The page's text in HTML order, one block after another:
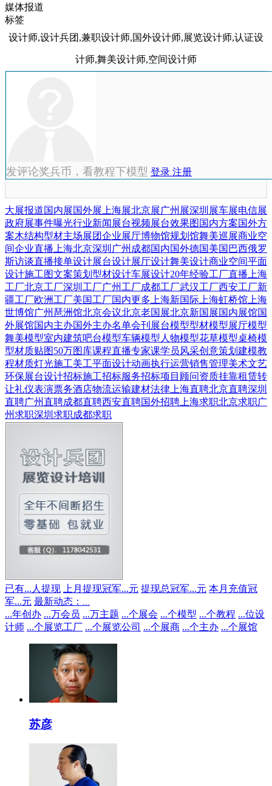
媒体报道
标签
设计师,设计兵团,兼职设计师,国外设计师,展览设计师,认证设
计师,舞美设计师,空间设计师
发评论奖兵币，看教程下模型 登录 注册
大展报道国内展国外展 上海展北京展广州展深圳展车展电信展
政府展事件曝光行业新闻 展台视频展台效果图 国内方案国外方
案木结构型材主场展团企业展厅博物馆规划馆舞美巡展商业空
间企业直播 上海北京深圳 广州 成都国内国外德国美国 巴西俄罗
斯访谈直播接单设计展台设计展厅设计舞美设计商业空间平面
设计施工图文案策划 型材设计车展设计20年经验工厂直播 上海
工厂北京工厂深圳工厂广州工厂成都工厂武汉工厂西安工厂新
疆工厂欧洲工厂美国工厂国内更多 上海新国际 上海虹桥馆 上海
世博馆广州琶洲馆北京会议北京老国展北京新国展国内展馆国
外展馆国内主办国外主办名单会刊 展台模型型材模型展厅模型
舞美模型室内建筑吧台模型车辆模型 人物模型花草模型桌椅模
型材质贴图50万图库课程直播专家课学员风采创意策划 建模教
程材质灯光施工美工平面设计动画执行运营销售管理美术文艺
环保展台设计招标施工招标服务招标项目顾问资质挂靠租赁转
让礼仪表演票务酒店物流运输建材法律 上海直聘北京直聘深圳
直聘广州直聘成都直聘西安直聘国外招聘 上海求职北京求职广
州求职深圳求职成都求职
已有... 人提现 上月提现冠军...元 提现总冠军...元 本月充值冠
军...元 最新动态：
...年创办 ...万会员 ...万主题 ...个展会 ...个模型 ...个教程 ...位设
计师 ...个展览工厂 ...个展览公司 ...个展商 ...个主办 ...个展馆
苏彦